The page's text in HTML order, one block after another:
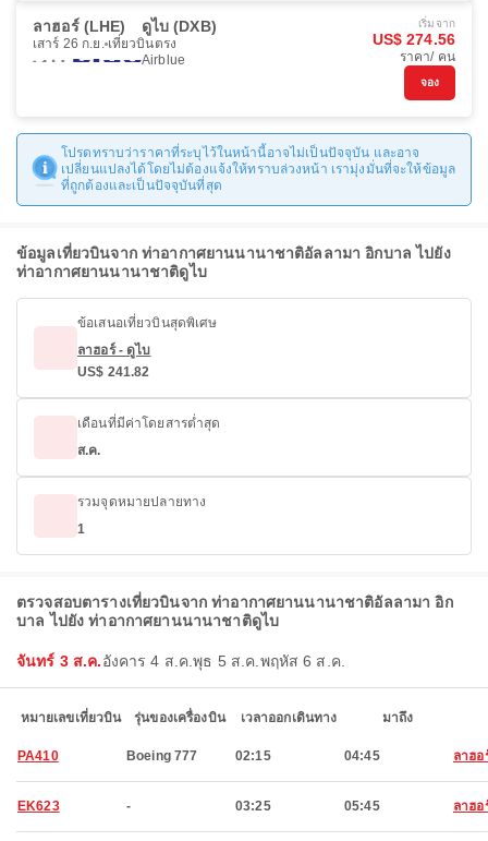
ลาฮอร์ (LHE) ดูไบ (DXB)
เสาร์ 26 ก.ย. เที่ยวบินตรง
Airblue
เริ่มจาก
US$ 274.56
ราคา/ คน
จอง
โปรดทราบว่าราคาที่ระบุไว้ในหน้านี้อาจไม่เป็นปัจจุบัน และอาจ
เปลี่ยนแปลงได้โดยไม่ต้องแจ้งให้ทราบล่วงหน้า เรามุ่งมั่นที่จะให้ข้อมูล
ที่ถูกต้องและเป็นปัจจุบันที่สุด
ข้อมูลเที่ยวบินจาก ท่าอากาศยานนานาชาติอัลลามา อิกบาล ไปยัง
ท่าอากาศยานนานาชาติดูไบ
ข้อเสนอเที่ยวบินสุดพิเศษ
ลาฮอร์ - ดูไบ
US$ 241.82
เดือนที่มีค่าโดยสารต่ำสุด
ส.ค.
รวมจุดหมายปลายทาง
1
ตรวจสอบตารางเที่ยวบินจาก ท่าอากาศยานนานาชาติอัลลามา อิก
บาล ไปยัง ท่าอากาศยานนานาชาติดูไบ
จันทร์ 3 ส.ค.อังคาร 4 ส.ค.พุธ 5 ส.ค. พฤหัส 6 ส.ค.
หมายเลขเที่ยวบิน รุ่นของเครื่องบิน เวลาออกเดินทาง มาถึง
PA410 Boeing 777 02:15 04:45 ลาฮอ
EK623 - 03:25 05:45 ลาฮอ